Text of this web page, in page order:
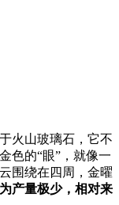
火山玻璃石，它不
色的“眼”，就像一
围绕在四周，金曜
产量极少，相对来